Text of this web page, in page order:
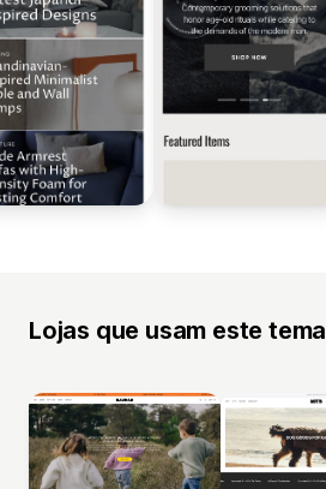
Lojas que usam este tema